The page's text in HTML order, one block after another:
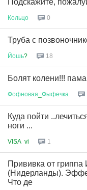
Подскажите,
Кольцо 0
Труба с
Йошь? 18
Болят колени!!!
Фофновая Фыфечка
Куда пойти
ноги ...
VISA vi 1
Прививка от
(Нидерланды).
Что де